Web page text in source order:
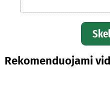
Rekomenduojami